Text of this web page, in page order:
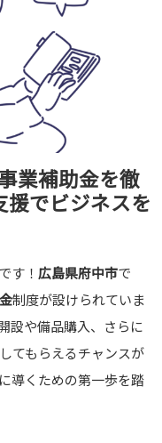
業補助金を徹
援でビジネスを
す！ 広島県府中市で
制度が設けられていま
設や備品購入、さらに
てもらえるチャンスが
導くための第一歩を踏